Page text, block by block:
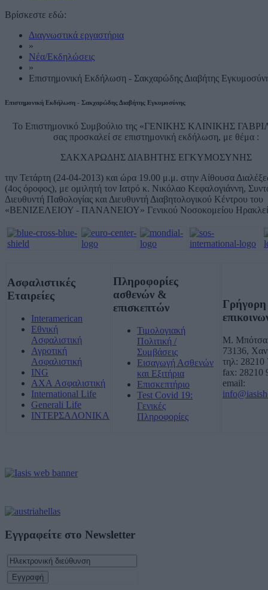
Βρίσκεστε εδώ:
Διαγνωστικά εργαστήρια
»
Νέα/Εκδηλώσεις
»
Επιστημονική Εκδήλωση - Σακχαρώδης Διαβήτης
Επιστημονική Εκδήλωση - Σακχαρώδης Διαβήτης Εγκυμοσύνης
Το Επιστημονικό Συμβούλιο της «ΓΕΝΙΚΗΣ ΚΛΙΝΙΚΗΣ
σας προσκαλεί σε επιστημονική εκδήλωση, με θέμα :
ΣΑΚΧΑΡΩΔΗΣ ΔΙΑΒΗΤΗΣ ΕΓΚΥΜΟΣΥΝΗΣ
την Τετάρτη (24-04-2013) και ώρα 19.00 μ.μ. στην Αίθουσα
(4ος όροφος), με ομιλητή τον Ιατρό κ. Νικόλαο Κεφαλογιάννη,
Διευθυντή Παθολογίας και Διευθυντή Διαβητολογικού Κέντρου του
«ΒΕΝΙΖΕΛΕΙΟΥ - ΠΑΝΑΝΕΙΟΥ» Γενικού Νοσοκομείου
Ασφαλιστικές
Εταιρείες
Interamerican
Εθνική
Ασφαλιστική
Αγροτική
Ασφαλιστική
ING
AXA Ασφαλιστική
International Life
Generali Life
ΙΝΤΕΡΣΑΛΟΝΙΚΑ
Πληροφορίες
ασθενών &
επισκεπτών
Τιμολογιακή
Πολιτική /
Συμβάσεις
Εισαγωγή Ασθενών
και Εξιτήρια
Επισκεπτήριο
Test Covid 19:
Γενικές
Πληροφορίες
Γρήγορη
Μ.
73136,
τηλ: 28210
fax: 28210
email:
Εγγραφείτε στο Newsletter